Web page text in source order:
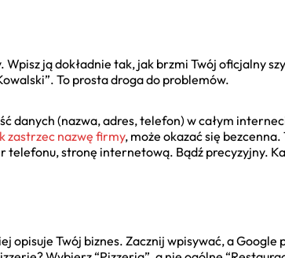
ją dokładnie tak, jak brzmi Twój oficjalny
To prosta droga do problemów.
danych (nazwa, adres, telefon) w całym
zastrzec nazwę firmy, może okazać się bezcenna.
telefonu, stronę internetową. Bądź precyzyjny.
opisuje Twój biznes. Zacznij wpisywać, a Google